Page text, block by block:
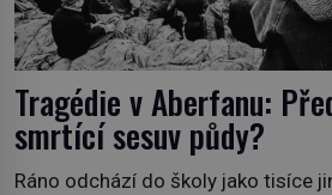
Tragédie v Aberfanu:
smrtící sesuv půdy?
Ráno odchází do školy jako tisíce